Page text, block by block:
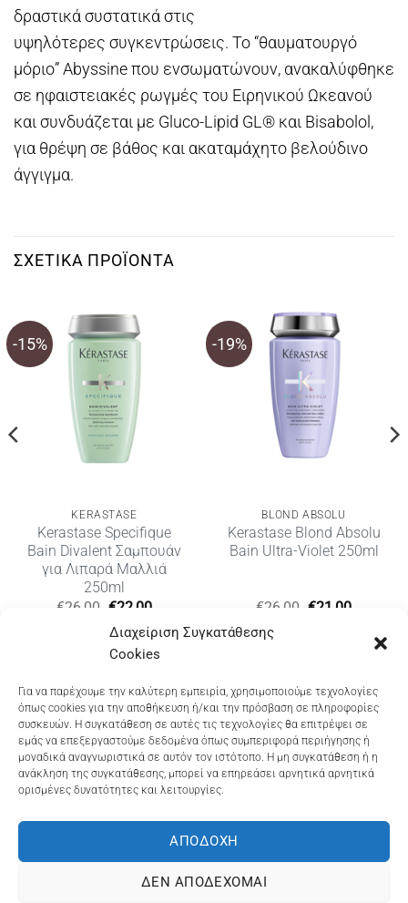
Διαχείριση Συγκατάθεσης
Cookies
Για να παρέχουμε την καλύτερη εμπειρία, χρησιμοποιούμε τεχνολογίες
όπως cookies για την αποθήκευση ή/και την πρόσβαση σε πληροφορίες
συσκευών. Η συγκατάθεση σε αυτές τις τεχνολογίες θα επιτρέψει σε
εμάς να επεξεργαστούμε δεδομένα όπως συμπεριφορά περιήγησης ή
μοναδικά αναγνωριστικά σε αυτόν τον ιστότοπο. Η μη συγκατάθεση ή η
ανάκληση της συγκατάθεσης, μπορεί να επηρεάσει αρνητικά αρνητικά
ορισμένες δυνατότητες και λειτουργίες.
ΑΠΟΔΟΧΉ
ΔΕΝ ΑΠΟΔΈΧΟΜΑΙ
δραστικά συστατικά στις
υψηλότερες συγκεντρώσεις. Το “θαυματουργό
μόριο” Abyssine που ενσωματώνουν, ανακαλύφθηκε
σε ηφαιστειακές ρωγμές του Ειρηνικού Ωκεανού
και συνδυάζεται με Gluco-Lipid GL® και Bisabolol,
για θρέψη σε βάθος και ακαταμάχητο βελούδινο
άγγιγμα.
ΣΧΕΤΙΚΆ ΠΡΟΪΌΝΤΑ
-15%
KERASTASE
Kerastase Specifique
Bain Divalent Σαμπουάν
για Λιπαρά Μαλλιά
250ml
€26,00 Original
was:
€26,00.
€22,00Η
τιμή
είναι:
€22,00.
-19%
BLOND ABSOLU
Kerastase Blond Absolu
Bain Ultra-Violet 250ml
€26,00 Original
€21,00Η
τιμή
είναι:
Dioni Hair Care, Ζυμβρακάκηδων 33, τηλ 28210
91906
Dioni Hair Spa, Κ. Σφακιανάκη 5, τηλ 28210 94712
On
Delivery
ΤΡΟΠΟΙ ΠΛΗΡΩΜΗΣ
ΠΟΛΙΤΙΚΉ ΕΠΙΣΤΡΟΦΏΝ
ΠΟΛΙΤΙΚΉ ΑΠΟΡΡΉΤΟΥ – COOKIES (ΕΕ)